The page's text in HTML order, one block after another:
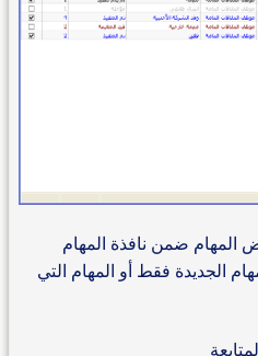
ضمن نافذة المهام
الجديدة فقط أو المهام التي